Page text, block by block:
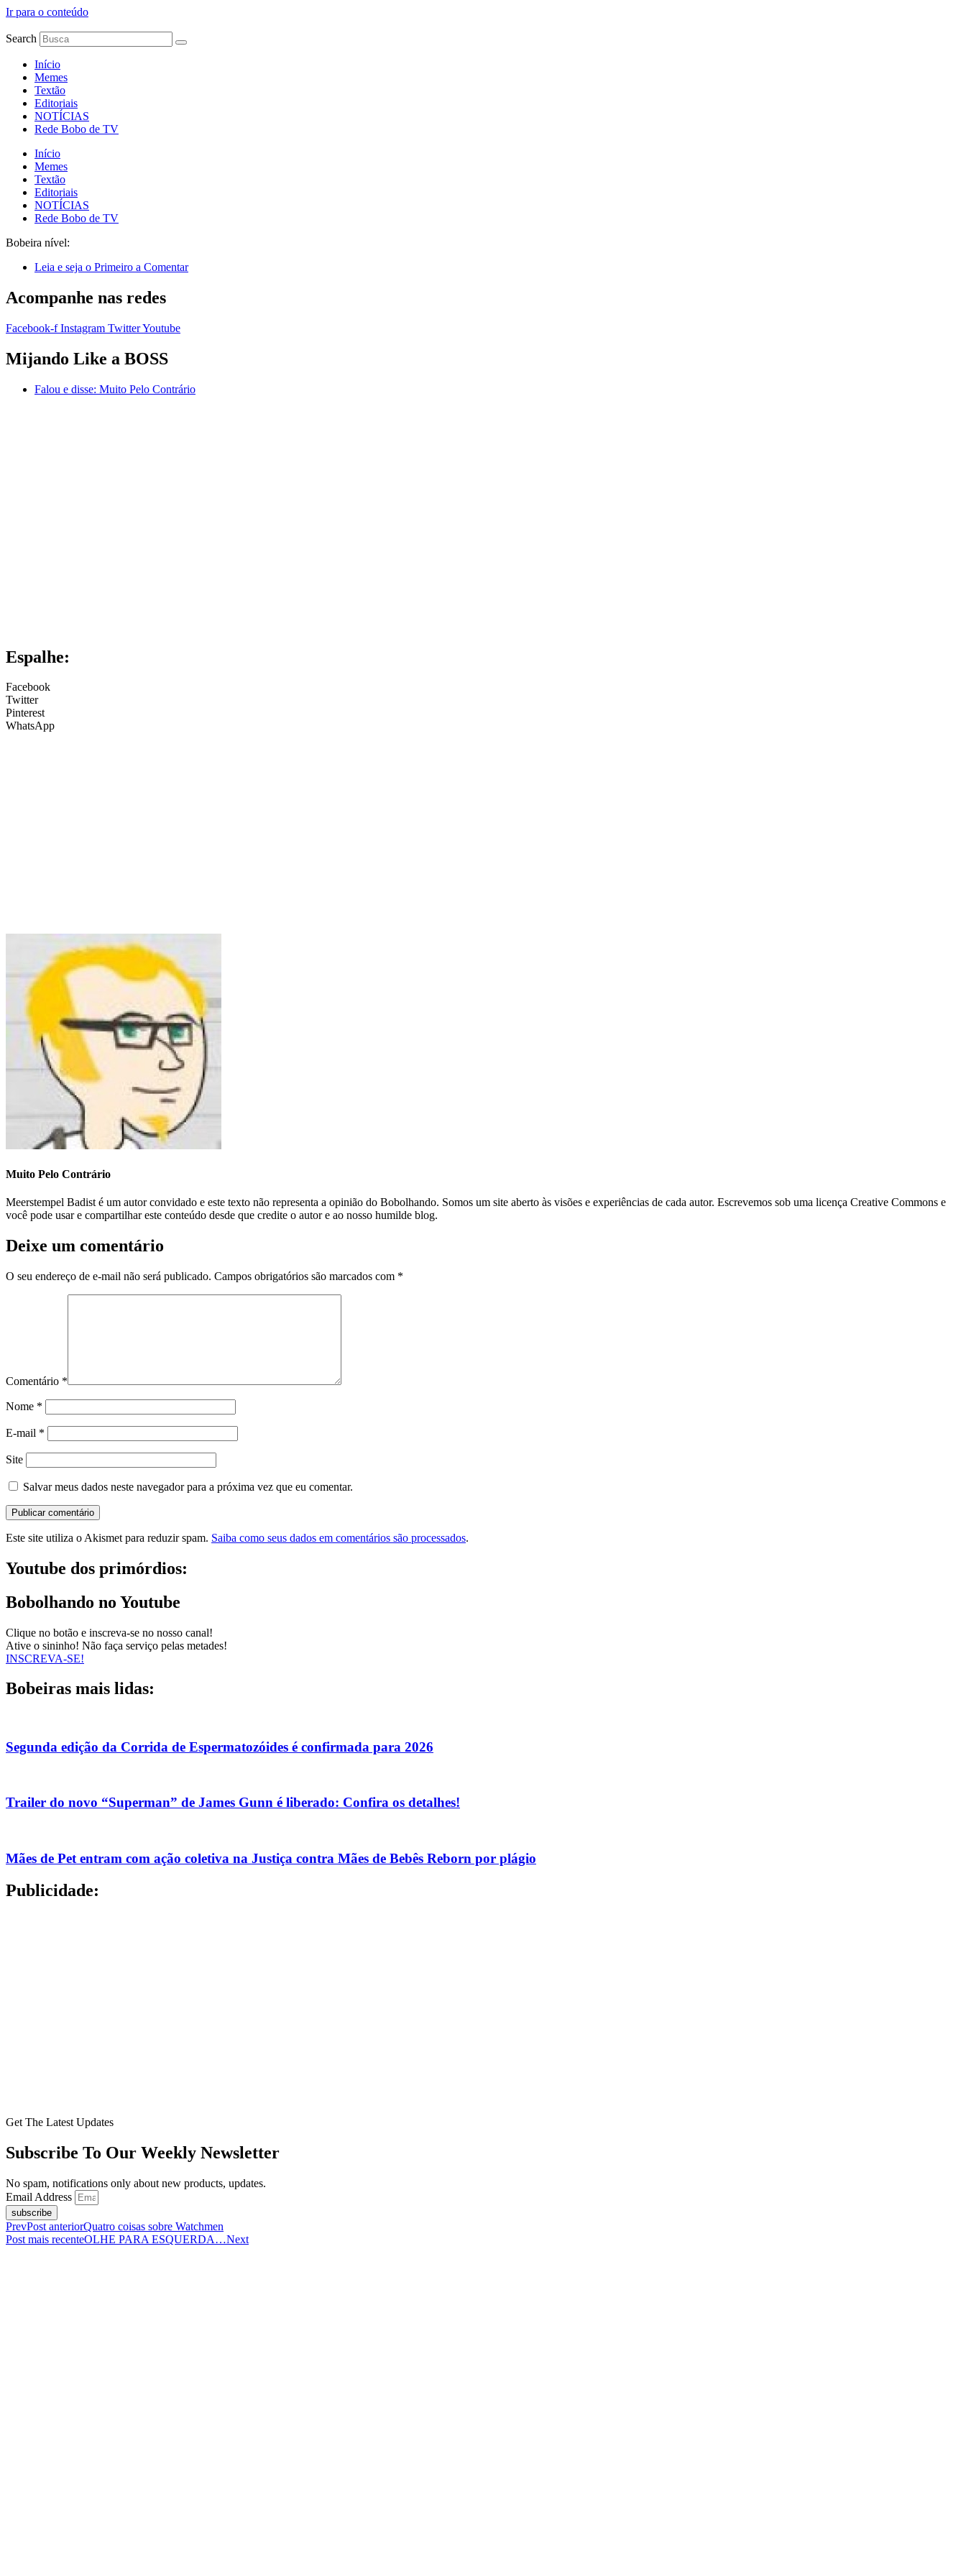
Ir para o conteúdo
Search
Início
Memes
Textão
Editoriais
NOTÍCIAS
Rede Bobo de TV
Início
Memes
Textão
Editoriais
NOTÍCIAS
Rede Bobo de TV
Bobeira nível:
Leia e seja o Primeiro a Comentar
Acompanhe nas redes
Facebook-f Instagram TwitterYoutube
Mijando Like a BOSS
Falou e disse: Muito Pelo Contrário
Espalhe:
Facebook
Twitter
Pinterest
WhatsApp
Muito Pelo Contrário
Meerstempel Badist é um autor convidado e este texto não representa a opinião do Bobolhando. Somos um site aberto às visões e experiências de cada autor. Escrevemos sob uma licença Creative Commons e
você pode usar e compartilhar este conteúdo desde que credite o autor e ao nosso humilde blog.
Deixe um comentário
O seu endereço de e-mail não será publicado. Campos obrigatórios são marcados com *
Comentário *
Nome *
E-mail *
Site
Salvar meus dados neste navegador para a próxima vez que eu comentar.
Este site utiliza o Akismet para reduzir spam. Saiba como seus dados em comentários são processados.
Youtube dos primórdios:
Bobolhando no Youtube
Clique no botão e inscreva-se no nosso canal!
Ative o sininho! Não faça serviço pelas metades!
INSCREVA-SE!
Bobeiras mais lidas:
Segunda edição da Corrida de Espermatozóides é confirmada para 2026
Trailer do novo “Superman” de James Gunn é liberado: Confira os detalhes!
Mães de Pet entram com ação coletiva na Justiça contra Mães de Bebês Reborn por plágio
Publicidade:
Get The Latest Updates
Subscribe To Our Weekly Newsletter
No spam, notifications only about new products, updates.
Email Address
subscribe
PrevPost anteriorQuatro coisas sobre Watchmen
Post mais recenteOLHE PARA ESQUERDA…Next